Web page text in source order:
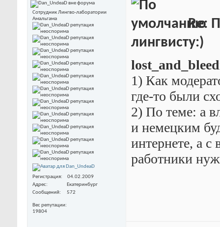
Сотрудник Лингво-лаборатории
Амальгама
Регистрация
04.02.2009
Адрес
Екатеринбург
Сообщений
572
Вес репутации
19804
Re:
лингвисту:)
1) Как
где-то были
2) По теме: а
и немецким
интернете, а
работники